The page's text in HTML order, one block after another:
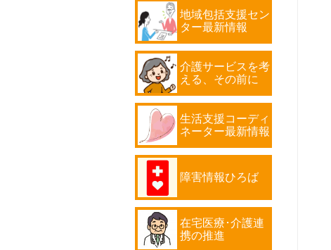
地域包括支援セン
ター最新情報
介護サービスを考
える、その前に
生活支援コーディ
ネーター最新情報
障害情報ひろば
在宅医療･介護連
携の推進